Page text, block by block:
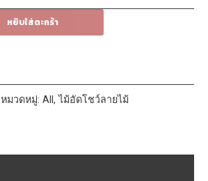
หยิบใส่ตะกร้า
หมวดหมู่: All ,ไม้อัดโชว์ลายไม้